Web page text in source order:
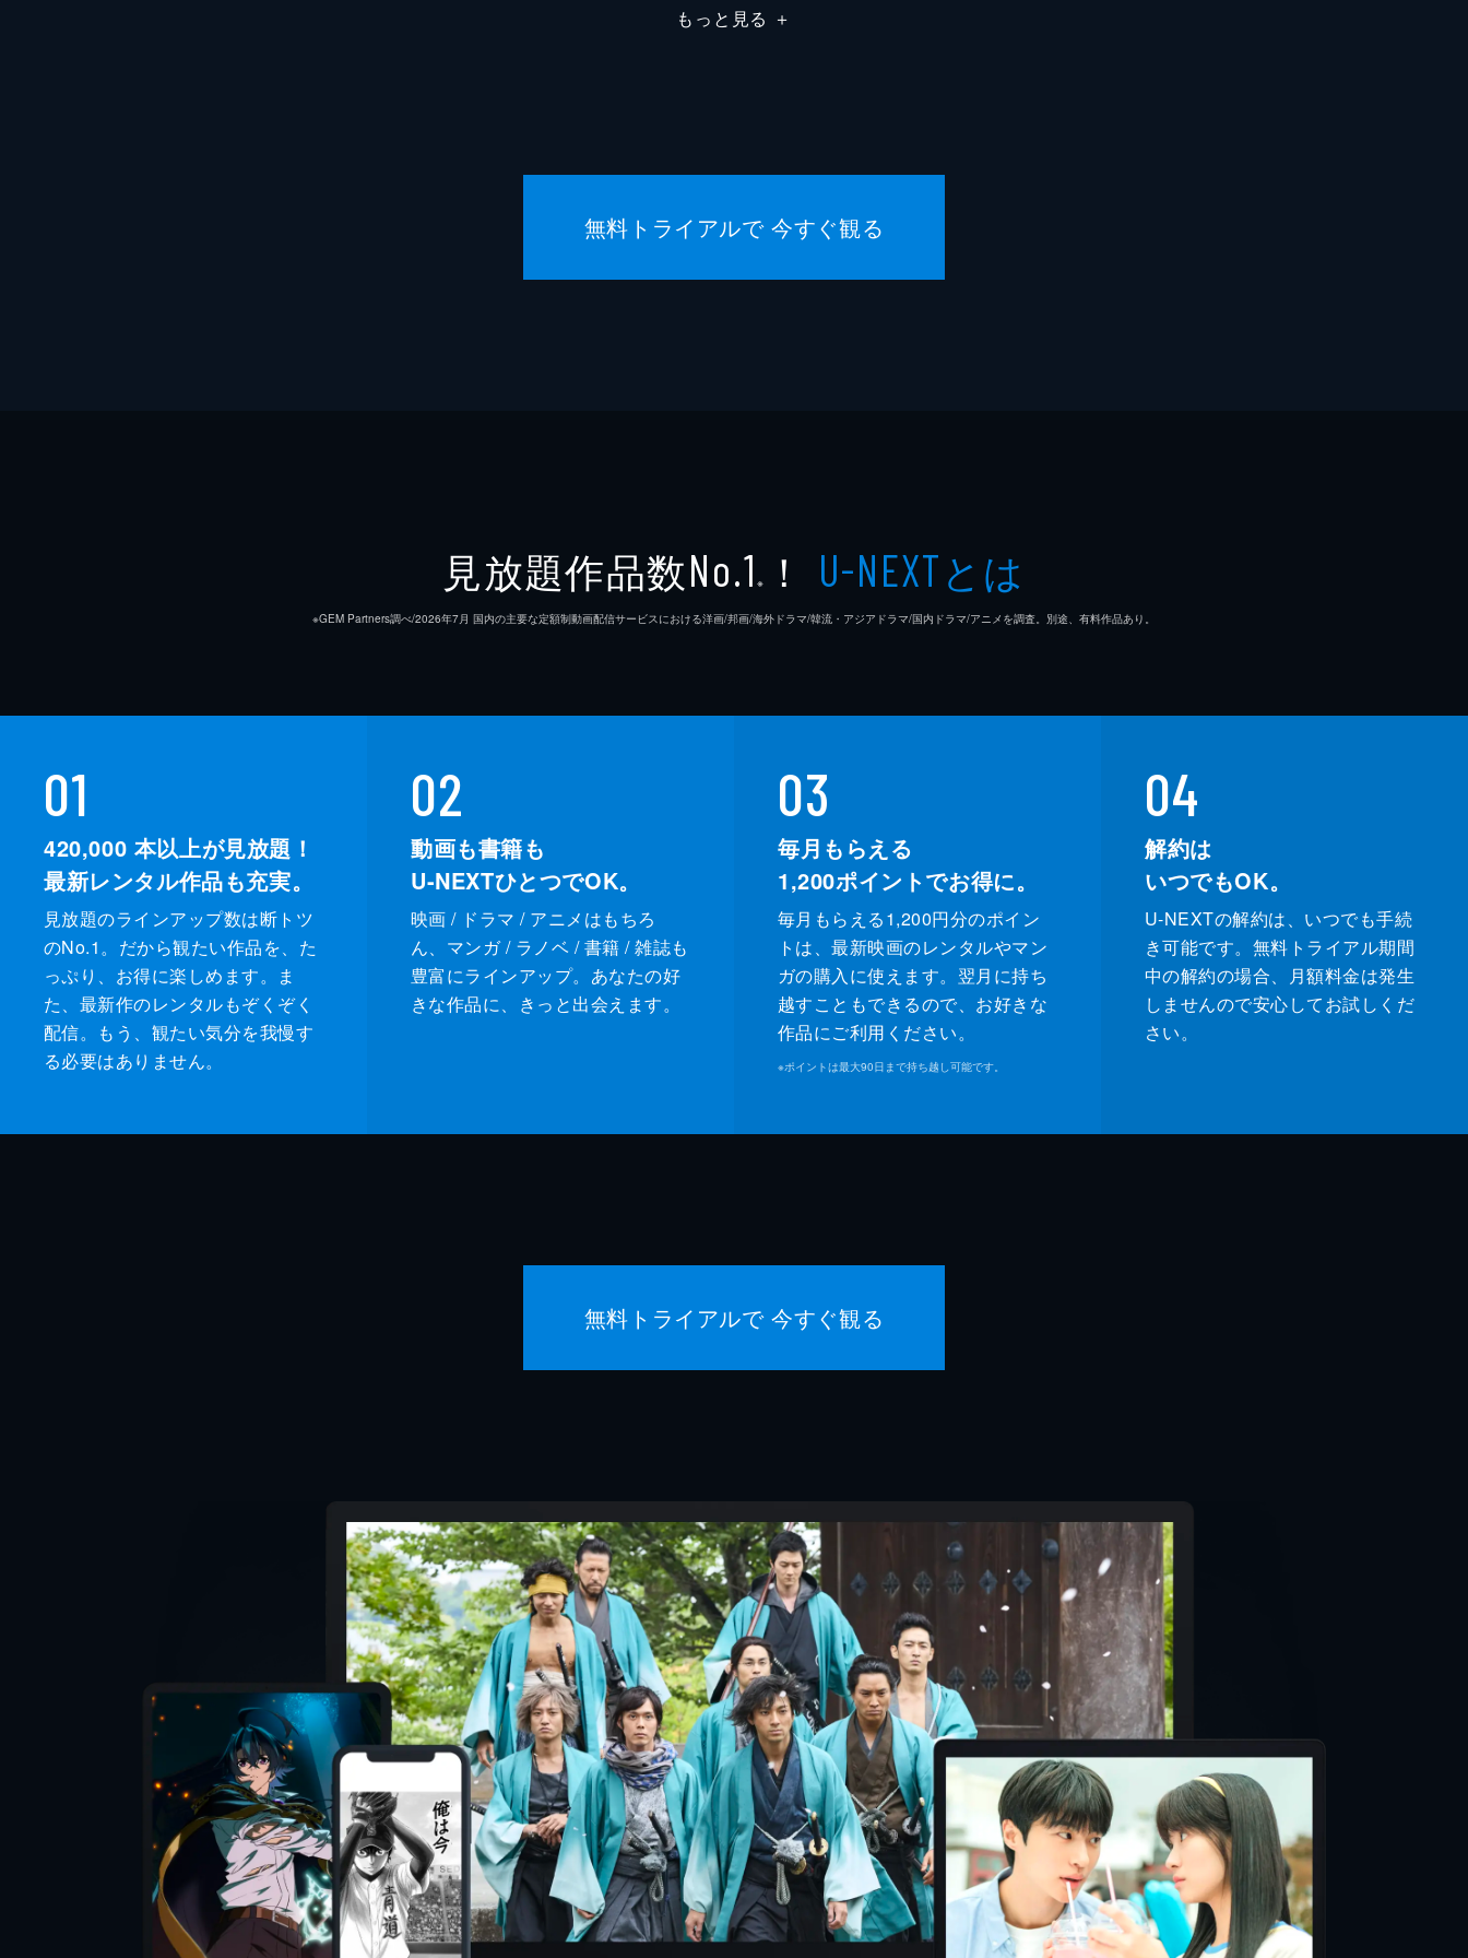
もっと見る ＋
無料トライアルで 今すぐ観る
見放題作品数No.1 ※ ！ U-NEXTとは
※GEM Partners調べ/2026年7⽉ 国内の主要な定額制動画配信サービスにおける洋画/邦画/海外ドラマ/韓流・アジアドラマ/国内ドラマ/アニメを調査。別途、有料作品あり。
01
420,000 本以上が見放題！
最新レンタル作品も充実。
見放題のラインアップ数は断トツ
のNo.1。だから観たい作品を、た
っぷり、お得に楽しめます。ま
た、最新作のレンタルもぞくぞく
配信。もう、観たい気分を我慢す
る必要はありません。
02
動画も書籍も
U-NEXTひとつでOK。
映画 / ドラマ / アニメはもちろ
ん、マンガ / ラノベ / 書籍 / 雑誌も
豊富にラインアップ。あなたの好
きな作品に、きっと出会えます。
03
毎月もらえる
1,200ポイントでお得に。
毎月もらえる1,200円分のポイン
トは、最新映画のレンタルやマン
ガの購入に使えます。翌月に持ち
越すこともできるので、お好きな
作品にご利用ください。
※ポイントは最大90日まで持ち越し可能です。
04
解約は
いつでもOK。
U-NEXTの解約は、いつでも手続
き可能です。無料トライアル期間
中の解約の場合、月額料金は発生
しませんので安心してお試しくだ
さい。
無料トライアルで 今すぐ観る